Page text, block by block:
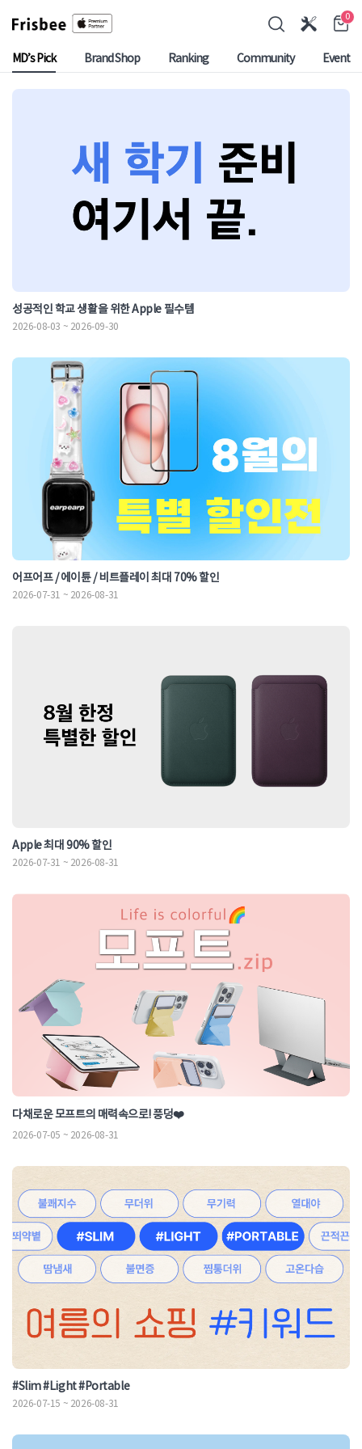
0
MD’s Pick Brand Shop Ranking Community Event
성공적인 학교 생활을 위한 Apple 필수템
2026-08-03 ~ 2026-09-30
어프어프 / 에이튠 / 비트플레이 최대 70% 할인
2026-07-31 ~ 2026-08-31
Apple 최대 90% 할인
2026-07-31 ~ 2026-08-31
다채로운 모프트의 매력속으로! 풍덩❤️
2026-07-05 ~ 2026-08-31
#Slim #Light #Portable
2026-07-15 ~ 2026-08-31